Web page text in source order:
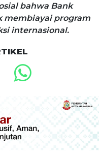
bahwa Bank
membiayai program
internasional.